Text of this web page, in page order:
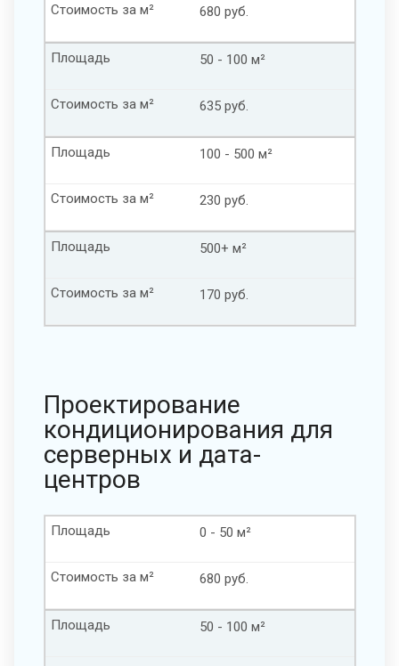
680 руб.
Стоимость за м²
50 - 100 м²
Площадь
635 руб.
Стоимость за м²
100 - 500 м²
Площадь
230 руб.
Стоимость за м²
500+ м²
Площадь
170 руб.
Стоимость за м²
Проектирование
кондиционирования для
серверных и дата-
центров
0 - 50 м²
Площадь
680 руб.
Стоимость за м²
50 - 100 м²
Площадь